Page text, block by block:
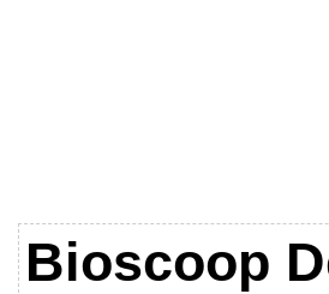
Bioscoop